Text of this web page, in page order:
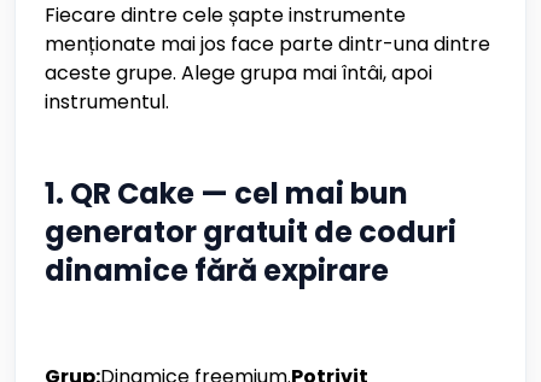
Fiecare dintre cele șapte instrumente
menționate mai jos face parte dintr-una dintre
aceste grupe. Alege grupa mai întâi, apoi
instrumentul.
1. QR Cake — cel mai bun
generator gratuit de coduri
dinamice fără expirare